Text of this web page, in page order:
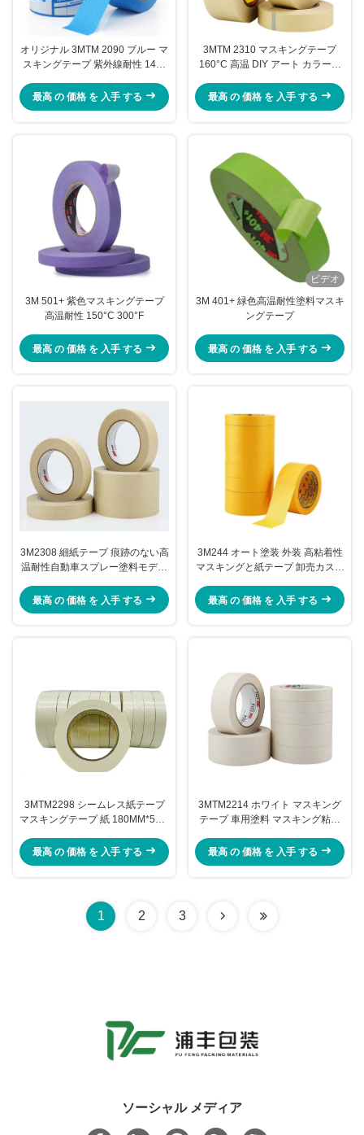
オリジナル 3MTM 2090 ブルー マ
スキングテープ 紫外線耐性 14日
最高 の 価格 を 入手 する
3MTM 2310 マスキングテープ
160°C 高温 DIY アート カラー分
最高 の 価格 を 入手 する
3M 501+ 紫色マスキングテープ
高温耐性 150°C 300°F
最高 の 価格 を 入手 する
ビデオ
3M 401+ 緑色高温耐性塗料マスキ
ングテープ
最高 の 価格 を 入手 する
3M2308 細紙テープ 痕跡のない高
温耐性自動車スプレー塗料モデル
最高 の 価格 を 入手 する
3M244 オート塗装 外装 高粘着性
マスキングと紙テープ 卸売カスタ
最高 の 価格 を 入手 する
3MTM2298 シームレス紙テープ
マスキングテープ 紙 180MM*50M
最高 の 価格 を 入手 する
3MTM2214 ホワイト マスキング
テープ 車用塗料 マスキング粘着
最高 の 価格 を 入手 する
1 2 3
ソーシャル メディア